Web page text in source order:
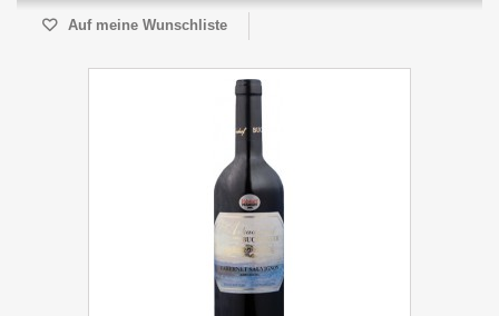
Auf meine Wunschliste